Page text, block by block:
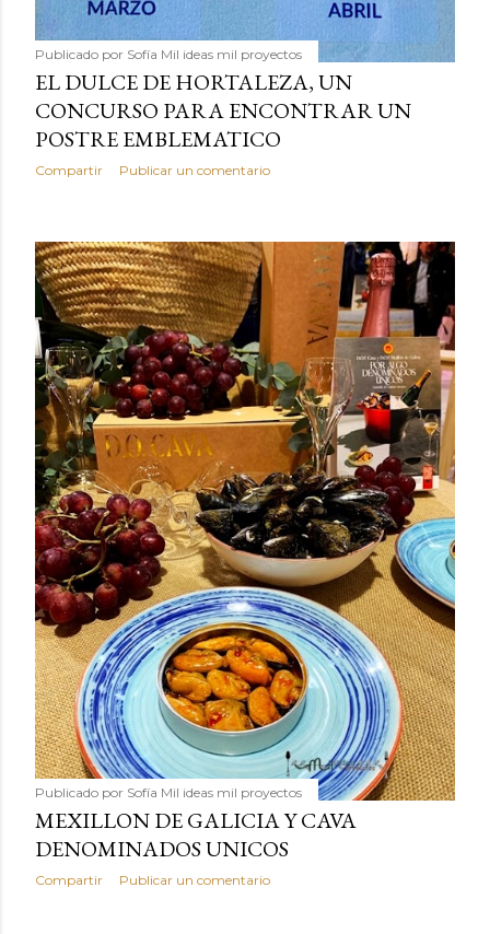
Publicado por Sofía Mil ideas mil proyectos
EL DULCE DE HORTALEZA, UN
CONCURSO PARA ENCONTRAR UN
POSTRE EMBLEMATICO
Compartir Publicar un comentario
Publicado por Sofía Mil ideas mil proyectos
MEXILLON DE GALICIA Y CAVA
DENOMINADOS UNICOS
Compartir Publicar un comentario